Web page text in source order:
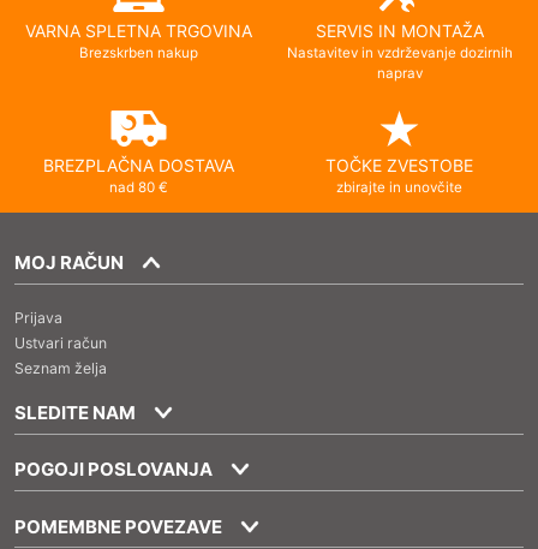
VARNA SPLETNA TRGOVINA
Brezskrben nakup
SERVIS IN MONTAŽA
Nastavitev in vzdrževanje dozirnih
naprav
BREZPLAČNA DOSTAVA
nad 80 €
TOČKE ZVESTOBE
zbirajte in unovčite
MOJ RAČUN
Prijava
Ustvari račun
Seznam želja
SLEDITE NAM
POGOJI POSLOVANJA
POMEMBNE POVEZAVE